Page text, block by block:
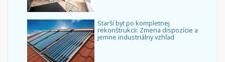
Starší byt po kompletnej
rekonštrukcii: Zmena dispozície a
jemne industriálny vzhľad